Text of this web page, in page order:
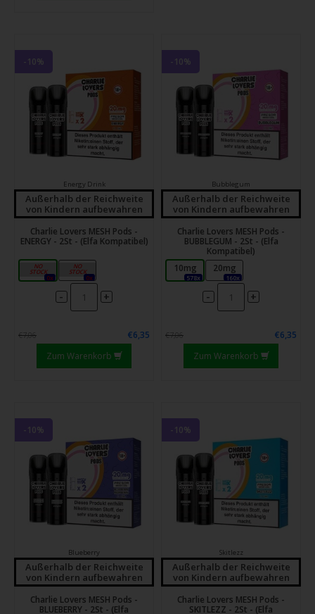
-10%
Energy Drink
Außerhalb der Reichweite
von Kindern aufbewahren
Charlie Lovers MESH Pods -
ENERGY - 2St - (Elfa Kompatibel)
10mg
0x
20mg
0x
- +
€7,06
€6,35
Zum Warenkorb
-10%
Bubblegum
Außerhalb der Reichweite
von Kindern aufbewahren
Charlie Lovers MESH Pods -
BUBBLEGUM - 2St - (Elfa
Kompatibel)
10mg
578x
20mg
160x
- +
€7,06
€6,35
Zum Warenkorb
-10%
Blueberry
Außerhalb der Reichweite
von Kindern aufbewahren
Charlie Lovers MESH Pods -
BLUEBERRY - 2St - (Elfa
-10%
Skitlezz
Außerhalb der Reichweite
von Kindern aufbewahren
Charlie Lovers MESH Pods -
SKITLEZZ - 2St - (Elfa